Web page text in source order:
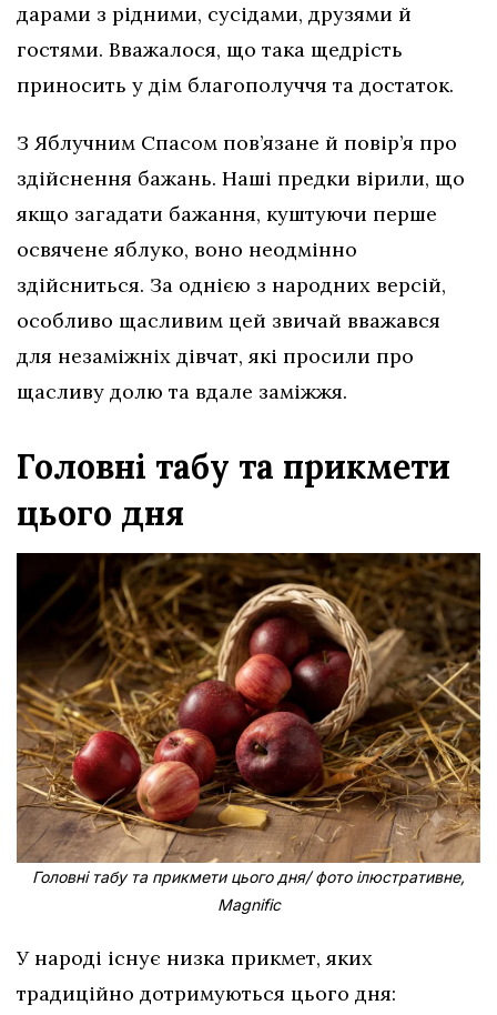
дарами з рідними, сусідами, друзями й
гостями. Вважалося, що така щедрість
приносить у дім благополуччя та достаток.
З Яблучним Спасом пов’язане й повір’я про
здійснення бажань. Наші предки вірили, що
якщо загадати бажання, куштуючи перше
освячене яблуко, воно неодмінно
здійсниться. За однією з народних версій,
особливо щасливим цей звичай вважався
для незаміжніх дівчат, які просили про
щасливу долю та вдале заміжжя.
Головні табу та прикмети
цього дня
Головні табу та прикмети цього дня/ фото ілюстративне,
Magnific
У народі існує низка прикмет, яких
традиційно дотримуються цього дня: